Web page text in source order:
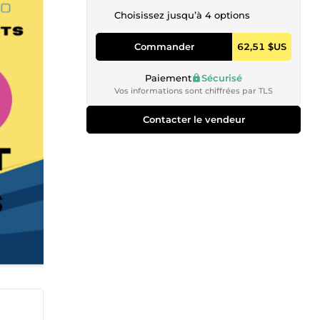
Choisissez jusqu’à 4 options
Commander 62,51 $US
Paiement Sécurisé
Vos informations sont chiffrées par TLS
Contacter le vendeur